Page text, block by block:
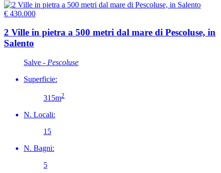
€ 430.000
2 Ville in pietra a 500 metri dal mare di Pescoluse, in
Salento
Salve - Pescoluse
Superficie:
315m2
N. Locali:
15
N. Bagni:
5